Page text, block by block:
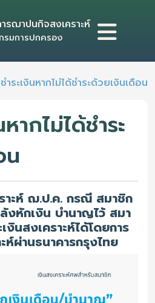
รฌาปนกิจสงเคราะห์
รมการปกครอง
ำระเงินหากไม่ได้ชำระด้วยเงินเดือน
ากไม่ได้ชำระ
น
าะห์ ฌ.ป.ค. กรณี สมาชิก
งหักเงิน บำนาญไว้ สมา
งินสงเคราะห์ได้โดยการ
ห์ผ่านธนาคารกรุงไทย